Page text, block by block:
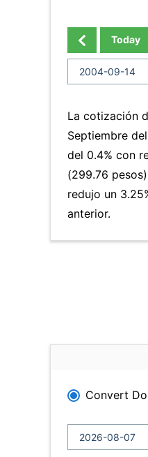
Today
La cotización
Septiembre
del 0.4% con
(299.76
redujo un
anterior.
Convert